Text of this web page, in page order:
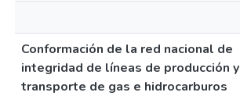
Conformación de la red nacional de
integridad de líneas de producción y
transporte de gas e hidrocarburos